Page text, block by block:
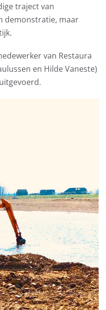
traject van
demonstratie, maar
van Restaura
en Hilde Vaneste)